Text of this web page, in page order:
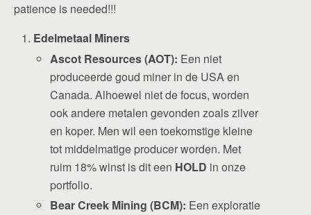
patience is needed!!!
Edelmetaal Miners
Ascot Resources (AOT): Een niet
produceerde goud miner in de USA en
Canada. Alhoewel niet de focus, worden
ook andere metalen gevonden zoals zilver
en koper. Men wil een toekomstige kleine
tot middelmatige producer worden. Met
ruim 18% winst is dit een HOLD in onze
portfolio.
Bear Creek Mining (BCM): Een exploratie